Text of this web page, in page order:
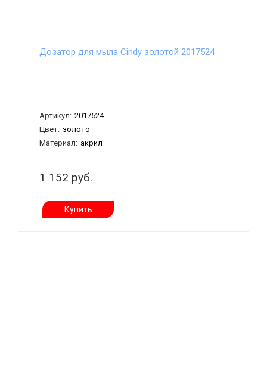
Дозатор для мыла Cindy золотой 2017524
Артикул: 2017524
Цвет: золото
Материал: акрил
1 152 руб.
Купить